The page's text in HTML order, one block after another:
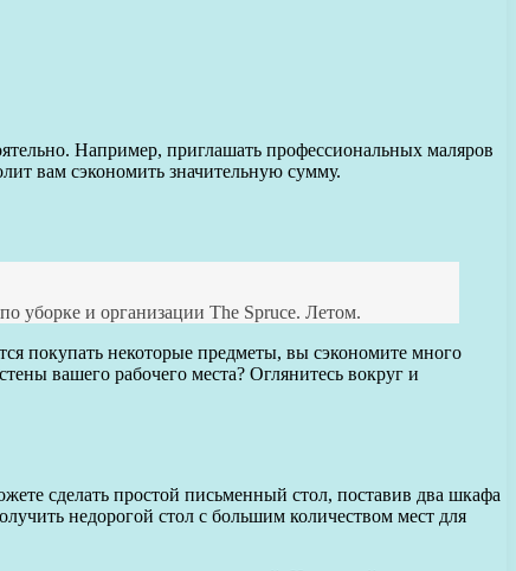
Например, приглашать профессиональных маляров
вам сэкономить значительную сумму.
уборке и организации The Spruce. Летом.
покупать некоторые предметы, вы сэкономите много
вашего рабочего места? Оглянитесь вокруг и
сделать простой письменный стол, поставив два шкафа
недорогой стол с большим количеством мест для